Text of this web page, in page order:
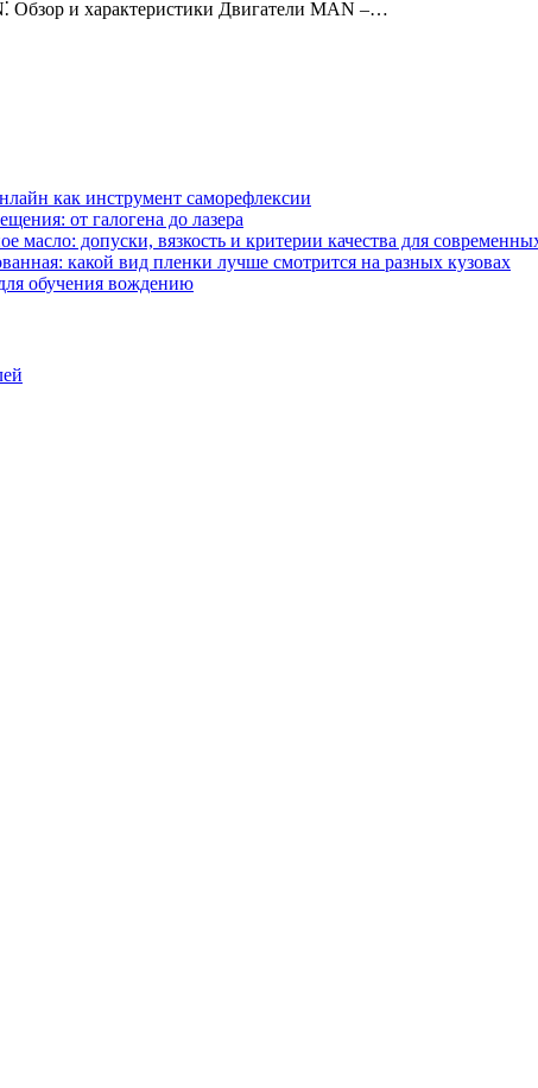
Обзор и характеристики Двигатели MAN –…
как инструмент саморефлексии
от галогена до лазера
масло: допуски, вязкость и критерии качества для
какой вид пленки лучше смотрится на разных кузовах
обучения вождению